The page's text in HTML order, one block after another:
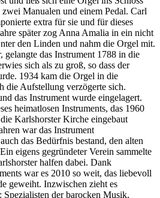
Manualen und einem Pedal. Carl
extra für sie und für dieses
später zog Anna Amalia in ein nicht
den Linden und nahm die Orgel mit.
gelangte das Instrument 1788 in die
sich als zu groß, so dass der
1934 kam die Orgel in die
die Aufstellung verzögerte sich.
das Instrument wurde eingelagert.
heimatlosen Instruments, das 1960
Karlshorster Kirche eingebaut
war das Instrument
das Bedürfnis bestand, den alten
eigens gegründeter Verein sammelte
halfen dabei. Dank
war es 2010 so weit, das liebevoll
geweiht. Inzwischen zieht es
Spezialisten der barocken Musik,